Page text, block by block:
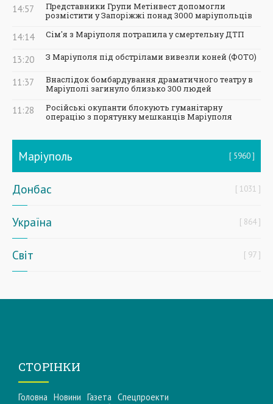
14:57
Представники Групи Метінвест допомогли
розмістити у Запоріжжі понад 3000 маріупольців
14:14 Сім'я з Маріуполя потрапила у смертельну ДТП
13:20 З Маріуполя під обстрілами вивезли коней (ФОТО)
11:37
Внаслідок бомбардування драматичного театру в
Маріуполі загинуло близько 300 людей
11:28
Російські окупанти блокують гуманітарну
операцію з порятунку мешканців Маріуполя
Маріуполь 5960
Донбас 1031
Україна 864
Світ 97
СТОРІНКИ
Головна Новини Газета Спецпроекти